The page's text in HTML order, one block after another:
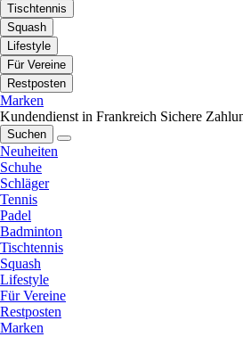
Tischtennis
Squash
Lifestyle
Für Vereine
Restposten
Marken
Kundendienst in Frankreich Sichere
Suchen
Neuheiten
Schuhe
Schläger
Tennis
Padel
Badminton
Tischtennis
Squash
Lifestyle
Für Vereine
Restposten
Marken